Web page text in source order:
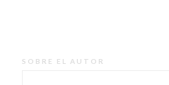
SOBRE EL AUTOR